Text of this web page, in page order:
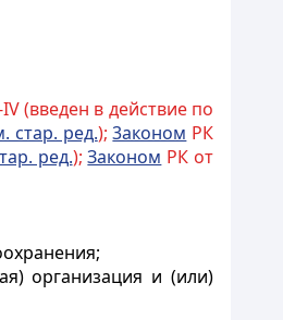
(введен в действие по
стар. ред.);3аконом РК
ред.);Законом РК от
организация и (или)